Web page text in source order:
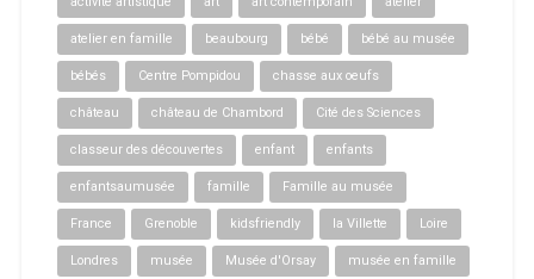
atelier en famille beaubourg bébé bébé au musée
bébés Centre Pompidou chasse aux oeufs
château château de Chambord Cité des Sciences
classeur des découvertes enfant enfants
enfantsaumusée famille Famille au musée
France Grenoble kidsfriendly la Villette Loire
Londres musée Musée d'Orsay musée en famille